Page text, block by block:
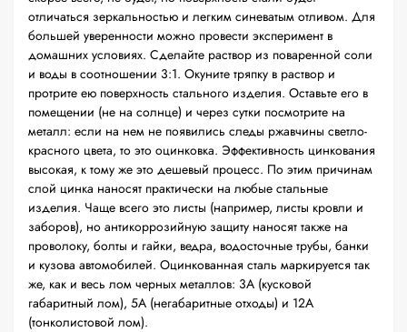
отличаться зеркальностью и легким синеватым отливом. Для
большей уверенности можно провести эксперимент в
домашних условиях. Сделайте раствор из поваренной соли
и воды в соотношении 3:1. Окуните тряпку в раствор и
протрите ею поверхность стального изделия. Оставьте его в
помещении (не на солнце) и через сутки посмотрите на
металл: если на нем не появились следы ржавчины светло-
красного цвета, то это оцинковка. Эффективность цинкования
высокая, к тому же это дешевый процесс. По этим причинам
слой цинка наносят практически на любые стальные
изделия. Чаще всего это листы (например, листы кровли и
заборов), но антикоррозийную защиту наносят также на
проволоку, болты и гайки, ведра, водосточные трубы, банки
и кузова автомобилей. Оцинкованная сталь маркируется так
же, как и весь лом черных металлов: 3А (кусковой
габаритный лом), 5А (негабаритные отходы) и 12А
(тонколистовой лом).